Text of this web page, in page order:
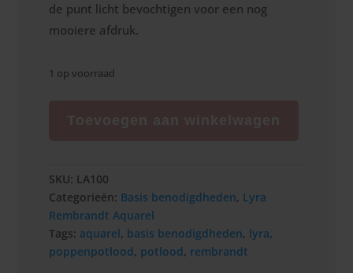
de punt licht bevochtigen voor een nog
mooiere afdruk.
1 op voorraad
SKU: LA100
Categorieën: Basis benodigdheden, Lyra
Rembrandt Aquarel
Tags: aquarel, basis benodigdheden, lyra,
poppenpotlood, potlood, rembrandt